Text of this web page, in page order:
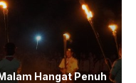
Hangat Penuh